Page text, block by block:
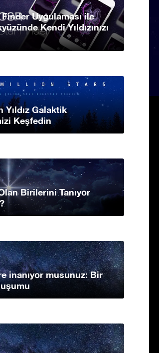
Uygulaması ile
Kendi Yıldızınızı
Yıldız Galaktik
Keşfedin
Olan Birilerini Tanıyor
inanıyor musunuz: Bir